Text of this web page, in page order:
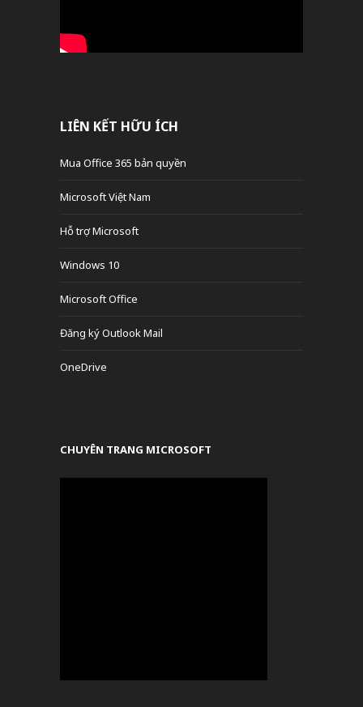
LIÊN KẾT HỮU ÍCH
Mua Office 365 bản quyền
Microsoft Việt Nam
Hỗ trợ Microsoft
Windows 10
Microsoft Office
Đăng ký Outlook Mail
OneDrive
CHUYÊN TRANG MICROSOFT